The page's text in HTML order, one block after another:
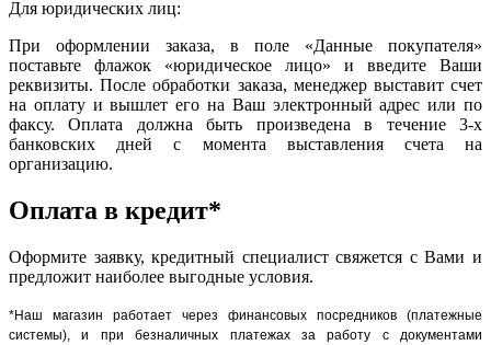
Для юридических лиц:
При оформлении заказа, в поле «Данные покупателя»
поставьте флажок «юридическое лицо» и введите Ваши
реквизиты. После обработки заказа, менеджер выставит счет
на оплату и вышлет его на Ваш электронный адрес или по
факсу. Оплата должна быть произведена в течение 3-х
банковских дней с момента выставления счета на
организацию.
Оплата в кредит*
Оформите заявку, кредитный специалист свяжется с Вами и
предложит наиболее выгодные условия.
*Наш магазин работает через финансовых посредников (платежные
системы), и при безналичных платежах за работу с документами